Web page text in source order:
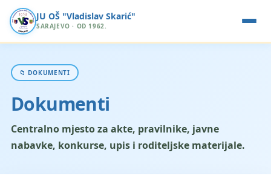
JU OŠ "Vladislav Skarić"
SARAJEVO · OD 1962.
📁 DOKUMENTI
Dokumenti
Centralno mjesto za akte, pravilnike, javne
nabavke, konkurse, upis i roditeljske materijale.